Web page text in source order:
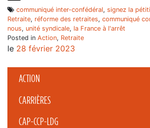
ACTION
CARRIÈRES
CAP-CCP-LDG
communiqué inter-confédéral, signez la
Retraite, réforme des retraites, communiqué
nous, unité syndicale, la France à l'arrêt
Posted in Action, Retraite
le 28 février 2023